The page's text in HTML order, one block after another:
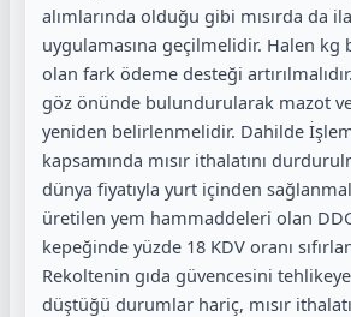
alımlarında olduğu gibi mısırda da
uygulamasına geçilmelidir. Halen kg
olan fark ödeme desteği
göz önünde bulundurularak mazot
yeniden belirlenmelidir. Dahilde
kapsamında mısır ithalatını
dünya fiyatıyla yurt içinden
üretilen yem hammaddeleri olan
kepeğinde yüzde 18 KDV oranı
Rekoltenin gıda güvencesini
düştüğü durumlar hariç, mısır